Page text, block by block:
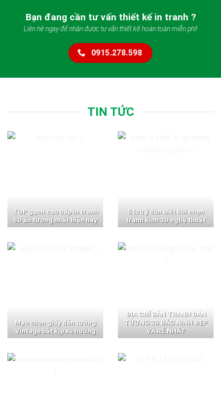
Bạn đang cần tư vấn thiết kế in tranh ?
Liên hệ ngay để nhận được tư vấn thiết kế hoàn toàn miễn phí!
0915.278.598
TIN TỨC
TOP gạch cao cấp in tranh
5D ấn tượng nhất hiện nay
5 lưu ý cần biết khi chọn
tranh kính 3D nghệ thuật
Mẹo chọn giấy dán tường
Vintage bắt kịp xu hướng
ĐỊA CHỈ BÁN TRANH DÁN
TƯỜNG 3D BẮC NINH ĐẸP
VÀ RẺ NHẤT